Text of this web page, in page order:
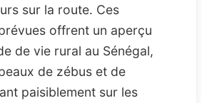
sur la route. Ces
offrent un aperçu
de vie rural au Sénégal,
de zébus et de
paisiblement sur les